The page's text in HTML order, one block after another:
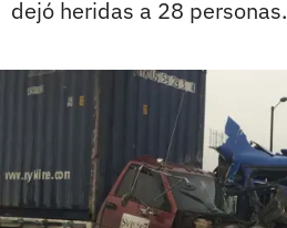
dejó heridas a 28 personas.